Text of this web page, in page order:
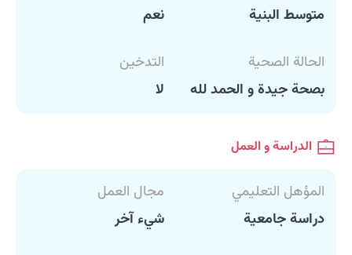
متوسط البنية
نعم
الحالة الصحية
بصحة جيدة و الحمد لله
التدخين
لا
الدراسة و العمل
المؤهل التعليمي
دراسة جامعية
مجال العمل
شيء آخر